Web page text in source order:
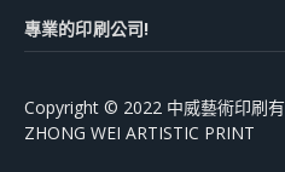
專業的印刷公司!
Copyright © 2022 中威藝術印刷
ZHONG WEI ARTISTIC PRINT